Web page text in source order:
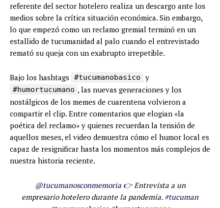
referente del sector hotelero realiza un descargo ante los
medios sobre la crítica situación económica. Sin embargo,
lo que empezó como un reclamo gremial terminó en un
estallido de tucumanidad al palo cuando el entrevistado
remató su queja con un exabrupto irrepetible.
Bajo los hashtags #tucumanobasico y
#humortucumano , las nuevas generaciones y los
nostálgicos de los memes de cuarentena volvieron a
compartir el clip. Entre comentarios que elogian «la
poética del reclamo» y quienes recuerdan la tensión de
aquellos meses, el video demuestra cómo el humor local es
capaz de resignificar hasta los momentos más complejos de
nuestra historia reciente.
@tucumanosconmemoria👉 Entrevista a un
empresario hotelero durante la pandemia. #tucuman